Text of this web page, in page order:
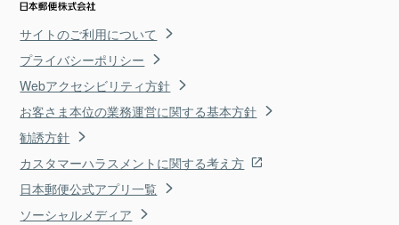
サイトのご利用について
プライバシーポリシー
Webアクセシビリティ方針
お客さま本位の業務運営に関する基本方針
勧誘方針
カスタマーハラスメントに関する考え方
日本郵便公式アプリ一覧
ソーシャルメディア